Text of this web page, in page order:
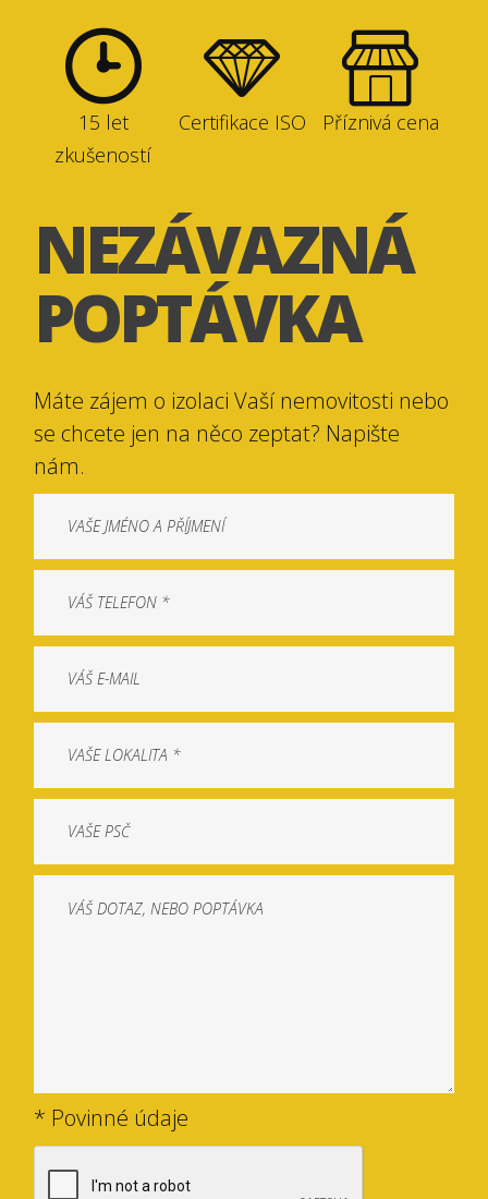
15 let
zkušeností
Certifikace ISO Příznivá cena
NEZÁVAZNÁ
POPTÁVKA
Máte zájem o izolaci Vaší nemovitosti nebo
se chcete jen na něco zeptat? Napište
nám.
* Povinné údaje